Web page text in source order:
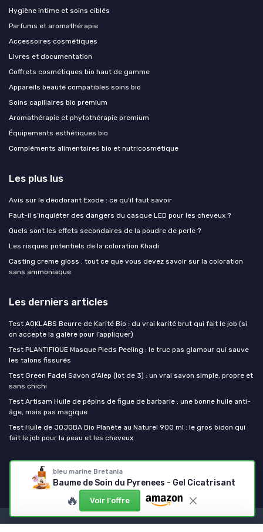
bleu marine Bretania
Baume de Soin du Pyrenees - Gel Cicatrisant
🔥 Voir l'offre
Hygiène intime et soins ciblés
Parfums et aromathérapie
Accessoires cosmétiques
Livres et documentation
Coffrets cosmétiques bio haut de gamme
Appareils beauté compatibles soins bio
Soins capillaires bio premium
Aromathérapie et phytothérapie premium
Équipements esthétiques bio
Compléments alimentaires bio et nutricosmétique
Les plus lus
Avis sur le déodorant Exode : ce qu'il faut savoir
Faut-il s’inquiéter des dangers du casque LED pour les cheveux ?
Quels sont les effets secondaires de la poudre de perle ?
Les risques potentiels de la coloration Khadi
Casting creme gloss : tout ce que vous devez savoir sur la coloration
sans ammoniaque
Les derniers articles
Test AOKLABS Beurre de Karité Bio : du vrai karité brut qui fait le job (si
on accepte la galère pour l’appliquer)
Test PLANTIFIQUE Masque Pieds Peeling : le truc pas glamour qui sauve
les talons fissurés
Test Green Fadel Savon d'Alep (lot de 3) : un vrai savon simple, propre et
sans chichi
Test Artisam Huile de pépins de figue de barbarie : une bonne huile anti-
âge, mais pas magique
Test Huile de JOJOBA Bio Planète au Naturel 900 ml : le gros bidon qui
fait le job pour la peau et les cheveux
Mes cosmetiques bio